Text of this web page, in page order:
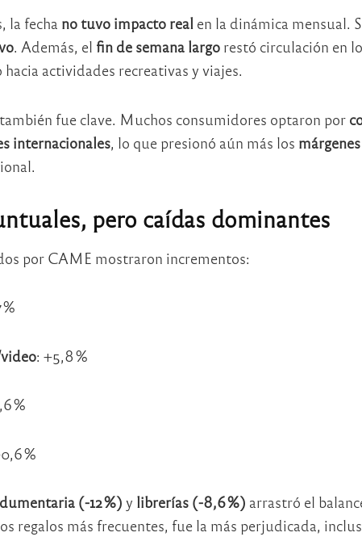
la fecha no tuvo impacto real en la dinámica mensual.
. Además, el fin de semana largorestó circulación en
actividades recreativas y viajes.
fue clave. Muchos consumidores optaron por
internacionales, lo que presionó aún más los
pero caídas dominantes
por CAME mostraron incrementos:
: +5,8 %
%
%
(-12 %) y librerías (-8,6 %) arrastró el
regalos más frecuentes, fue la más perjudicada,